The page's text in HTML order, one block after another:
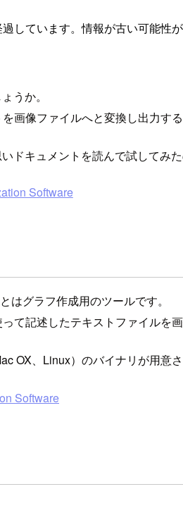
しています。情報が古い可能性
うか。
画像ファイルへと変換し出力す
ドキュメントを読んで試してみた
Software
はグラフ作成用のツールです。
て記述したテキストファイルを
OX、Linux）のバイナリが用意さ
Software